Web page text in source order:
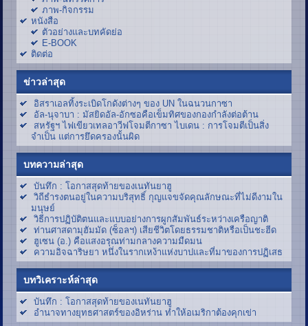
ภาพ-กิจกรรม
หนังสือ
ตัวอย่างและบทคัดย่อ
E-BOOK
ติดต่อ
ข่าวล่าสุด
อิสราเอลทิ้งระเบิดโกดังต่างๆ ของ UN ในฉนวนกาซา
อัล-นุจาบา : มัสยิดอัล-อักซอคือเข็มทิศของกองกำลังต่อต้าน
สหรัฐฯ ไฟเขียวเทลอาวีฟโจมตีกาซา ไบเดน : การโจมตีเป็นสิ่ง
จำเป็น แต่การยึดครองนั้นผิด
บทความล่าสุด
บันทึก : โอกาสสุดท้ายของเนทันยาฮู
วิถีธำรงตนอยู่ในความบริสุทธิ์ กุญแจขจัดคุณลักษณะที่ไม่ดีงามใน
มนุษย์
วิธีการปฏิบัติตนและแบบอย่างการผูกสัมพันธ์ระหว่างเครือญาติ
ท่านศาสดามุฮัมมัด (ซ็อลฯ) เสียชีวิตโดยธรรมชาติหรือเป็นชะฮีด
ฮูเซน (อ.) คือแสงอรุณท่ามกลางความมืดมน
ความอิจฉาริษยา หนึ่งในรากเหง้าแห่งบาปและที่มาของการปฏิเสธ
บทวิเคราะห์ล่าสุด
บันทึก : โอกาสสุดท้ายของเนทันยาฮู
อำนาจทางยุทธศาสตร์ของอิหร่าน ทำให้อเมริกาต้องคุกเข่า